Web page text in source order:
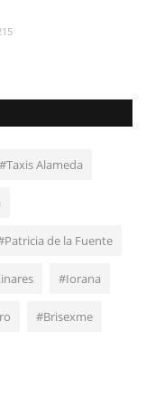
#Taxis Alameda
de la Fuente
#Iorana
#Brisexme